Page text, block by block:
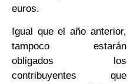
euros.
Igual que el año anterior,
tampoco estarán
obligados los
contribuyentes que